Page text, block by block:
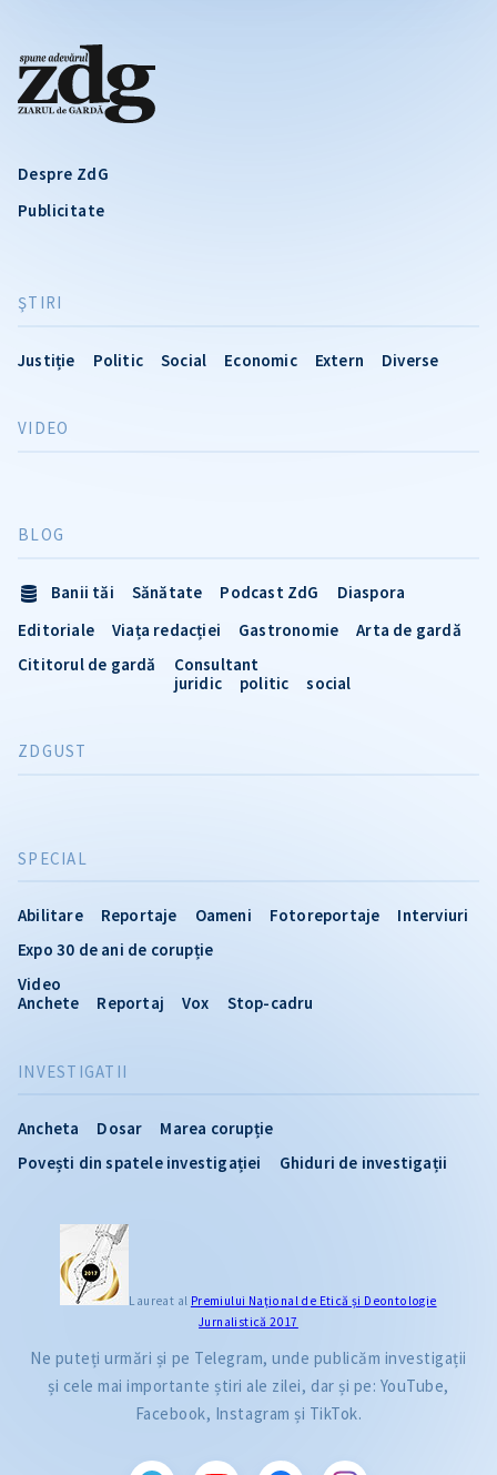
Despre ZdG
Publicitate
ŞTIRI
Justiție Politic Social Economic Extern Diverse
INVESTIGATII
Ancheta Dosar
Marea corupție
Povești din spatele investigației
Ghiduri de investigații
VIDEO
SPECIAL
Abilitare Reportaje Oameni Fotoreportaje
Interviuri
Expo 30 de ani de corupție
Video
Anchete
Reportaj Vox Stop-cadru
BLOG
Banii tăi Sănătate Podcast ZdG
Diaspora
Editoriale
Viața redacției Gastronomie
Arta de gardă
Cititorul de gardă
Consultant
juridic
politic social
ZDGUST
Laureat al Premiului Naţional de Etică și Deontologie
Jurnalistică 2017
Ne puteți urmări și pe Telegram, unde publicăm investigații
și cele mai importante știri ale zilei, dar și pe: YouTube,
Facebook, Instagram și TikTok.